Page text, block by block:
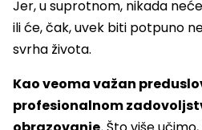
Jer, u suprotnom, nikada
ili će, čak, uvek biti potpuno
svrha života.
Kao veoma važan
profesionalnom